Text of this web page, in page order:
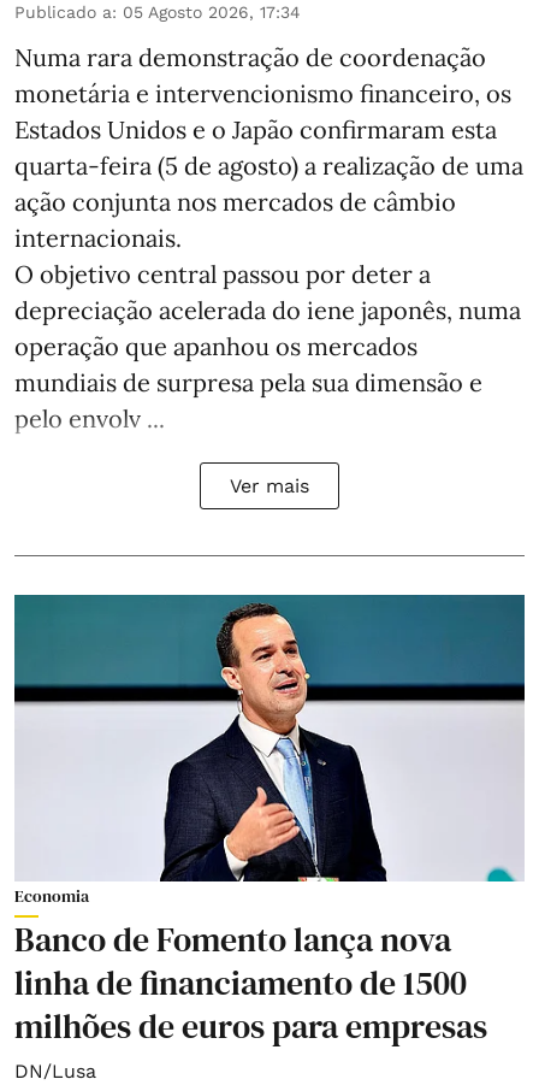
Publicado a: 05 Agosto 2026, 17:34
Numa rara demonstração de coordenação
monetária e intervencionismo financeiro, os
Estados Unidos e o Japão confirmaram esta
quarta-feira (5 de agosto) a realização de uma
ação conjunta nos mercados de câmbio
internacionais.
O objetivo central passou por deter a
depreciação acelerada do iene japonês, numa
operação que apanhou os mercados
mundiais de surpresa pela sua dimensão e
pelo envolv ...
Ver mais
Economia
Banco de Fomento lança nova
linha de financiamento de 1500
milhões de euros para empresas
DN/Lusa